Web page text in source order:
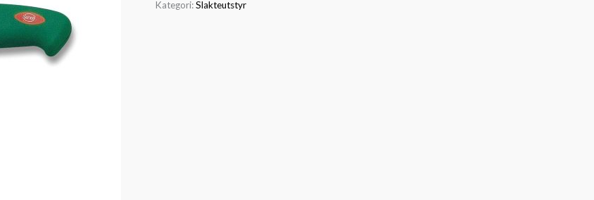
Kategori:Slakteutstyr